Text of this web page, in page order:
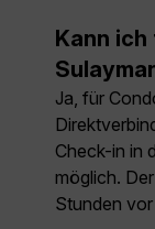
Kann
Ja, für
Check-in in
möglich. Der
Stunden